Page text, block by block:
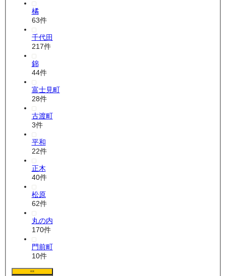
橘
63件
千代田
217件
錦
44件
富士見町
28件
古渡町
3件
平和
22件
正木
40件
松原
62件
丸の内
170件
門前町
10件
検索